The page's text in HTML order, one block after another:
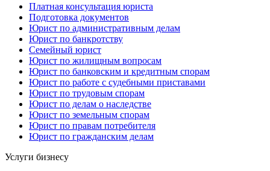
Платная консультация юриста
Подготовка документов
Юрист по административным делам
Юрист по банкротству
Семейный юрист
Юрист по жилищным вопросам
Юрист по банковским и кредитным спорам
Юрист по работе с судебными приставами
Юрист по трудовым спорам
Юрист по делам о наследстве
Юрист по земельным спорам
Юрист по правам потребителя
Юрист по гражданским делам
Услуги бизнесу